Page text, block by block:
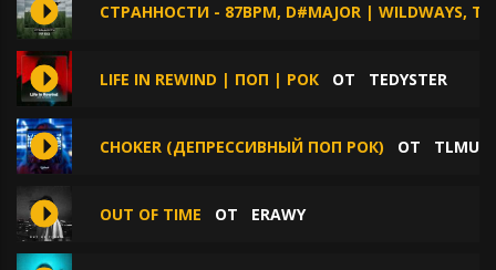
СТРАННОСТИ - 87BPM, D#MAJOR | WILDWAYS,
LIFE IN REWIND | ПОП | РОК ОТ TEDYSTER
CHOKER (ДЕПРЕССИВНЫЙ ПОП РОК) ОТ
OUT OF TIME ОТ ERAWY